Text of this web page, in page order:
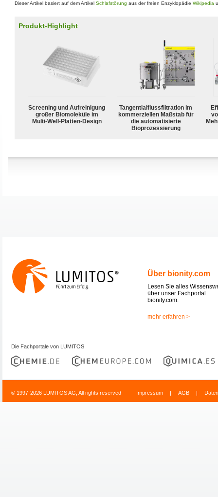
Dieser Artikel basiert auf dem Artikel Schlafstörung aus der freien Enzyklopädie Wikipedia
Produkt-Highlight
Screening und Aufreinigung
großer Biomoleküle im
Multi-Well-Platten-Design
Tangentialflussfiltration im
kommerziellen Maßstab für
die automatisierte
Bioprozessierung
Über bionity.com
Lesen Sie alles
über unser Fachportal
bionity.com.
mehr erfahren >
Die Fachportale von LUMITOS
© 1997-2026 LUMITOS AG, All rights reserved Impressum | AGB |